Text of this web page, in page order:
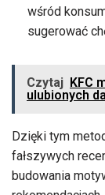
wśród
sugerować
Czytaj KFC
ulubionych
Dzięki tym
fałszywych
budowania